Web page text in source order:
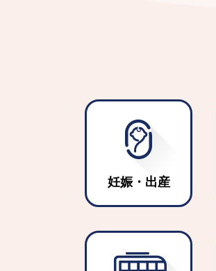
2026年7月31日
2026年7月31日
妊娠・出産